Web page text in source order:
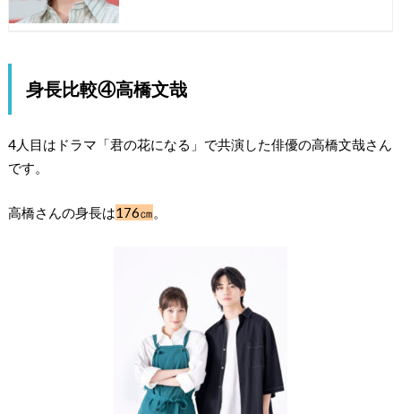
身長比較④高橋文哉
4人目はドラマ「君の花になる」で共演した俳優の高橋文哉さん
です。
高橋さんの身長は176㎝。